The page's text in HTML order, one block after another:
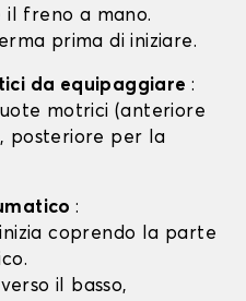
freno a mano.
prima di iniziare.
da equipaggiare :
motrici (anteriore
posteriore per la
:
coprendo la parte
il basso,